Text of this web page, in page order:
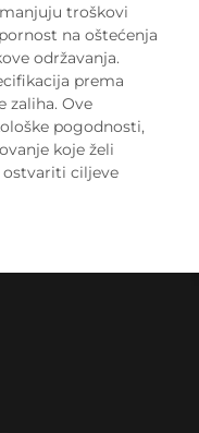
troškovi
na oštećenja
održavanja.
prema
zaliha. Ove
pogodnosti,
koje želi
ciljeve